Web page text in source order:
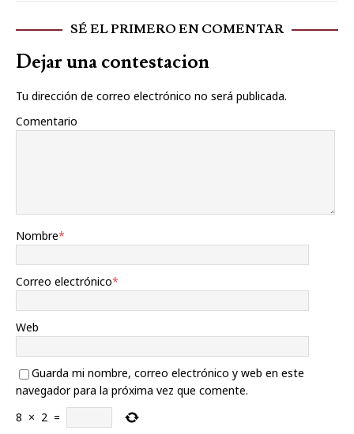
SÉ EL PRIMERO EN COMENTAR
Dejar una contestacion
Tu dirección de correo electrónico no será publicada.
Comentario
Nombre*
Correo electrónico*
Web
Guarda mi nombre, correo electrónico y web en este
navegador para la próxima vez que comente.
8 × 2 =